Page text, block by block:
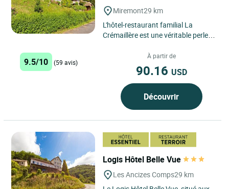
Miremont29 km
L'hôtel-restaurant familial La
Crémaillère est une véritable perle
Natura 2000, au Pont...
9.5/10 (59 avis)
À partir de
90.16 USD
Découvrir
Logis Hôtel Belle Vue
Les Ancizes Comps29 km